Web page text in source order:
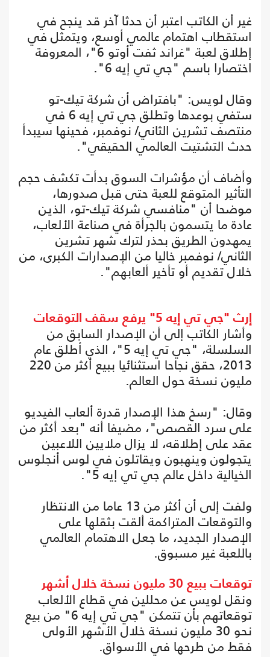
غير أن الكاتب اعتبر أن حدثا آخر قد ينجح في
استقطاب اهتمام عالمي أوسع، ويتمثل في
إطلاق لعبة "غراند ثفت أوتو 6"، المعروفة
اختصارا باسم "جي تي إيه 6".
وقال لويس: "بافتراض أن شركة تيك-تو
ستفي بوعدها وتطلق جي تي إيه 6 في
منتصف تشرين الثاني/ نوفمبر، فحينها سيبدأ
حدث التشتيت العالمي الحقيقي".
وأضاف أن مؤشرات السوق بدأت تكشف حجم
التأثير المتوقع للعبة حتى قبل صدورها،
موضحا أن "منافسي شركة تيك-تو، الذين
عادة ما يتسمون بالجرأة في صناعة الألعاب،
يمهدون الطريق بحذر لترك شهر تشرين
الثاني/ نوفمبر خاليا من الإصدارات الكبرى، من
خلال تقديم أو تأخير ألعابهم".
إرث "جي تي إيه 5" يرفع سقف التوقعات
وأشار الكاتب إلى أن الإصدار السابق من
السلسلة، "جي تي إيه 5"، الذي أطلق عام
2013، حقق نجاحا استثنائيا ببيع أكثر من 220
مليون نسخة حول العالم.
وقال: "رسخ هذا الإصدار قدرة ألعاب الفيديو
على سرد القصص"، مضيفا أنه "بعد أكثر من
عقد على إطلاقه، لا يزال ملايين اللاعبين
يتجولون وينهبون ويقاتلون في لوس أنجلوس
الخيالية داخل عالم جي تي إيه 5".
ولفت إلى أن أكثر من 13 عاما من الانتظار
والتوقعات المتراكمة ألقت بثقلها على
الإصدار الجديد، ما جعل الاهتمام العالمي
باللعبة غير مسبوق.
توقعات ببيع 30 مليون نسخة خلال أشهر
ونقل لويس عن محللين في قطاع الألعاب
توقعاتهم بأن تتمكن "جي تي إيه 6" من بيع
نحو 30 مليون نسخة خلال الأشهر الأولى
فقط من طرحها في الأسواق.